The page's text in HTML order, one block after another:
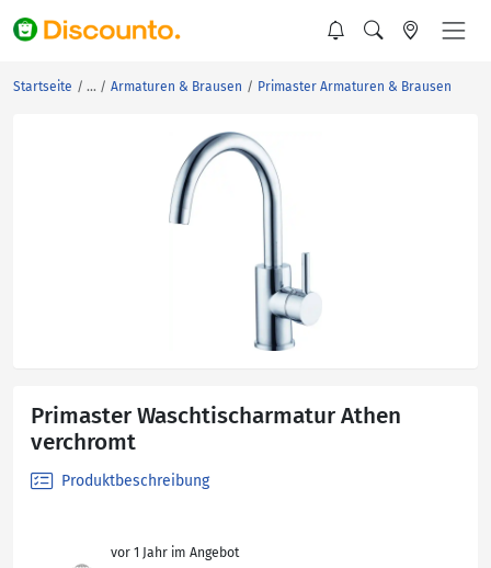
Startseite Armaturen & Brausen Primaster Armaturen & Brausen
Primaster Waschtischarmatur Athen
verchromt
Produktbeschreibung
vor 1 Jahr im Angebot